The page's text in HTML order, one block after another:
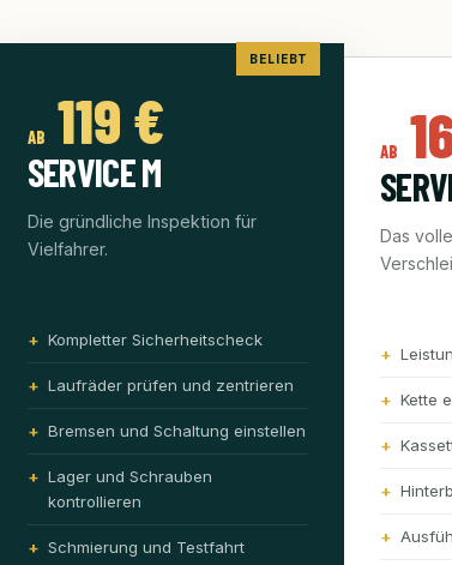
BELIEBT
AB 119 €
SERVICE M
Die gründliche Inspektion für
Vielfahrer.
Kompletter Sicherheitscheck
Laufräder prüfen und zentrieren
Bremsen und Schaltung einstellen
Lager und Schrauben
kontrollieren
Schmierung und Testfahrt
AB
Das
Kette